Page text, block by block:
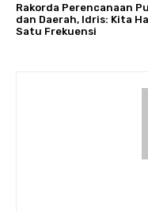
Rakorda Perencanaan
dan Daerah, Idris: Kita
Satu Frekuensi